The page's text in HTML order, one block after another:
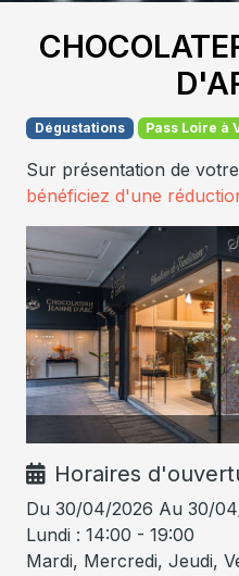
Dégustations Pass Loire à
Sur présentation de votre
bénéficiez d'une
Horaires
Du 30/04/2026 Au 30/
Lundi : 14:00 - 19:00
Mardi, Mercredi, Jeudi,